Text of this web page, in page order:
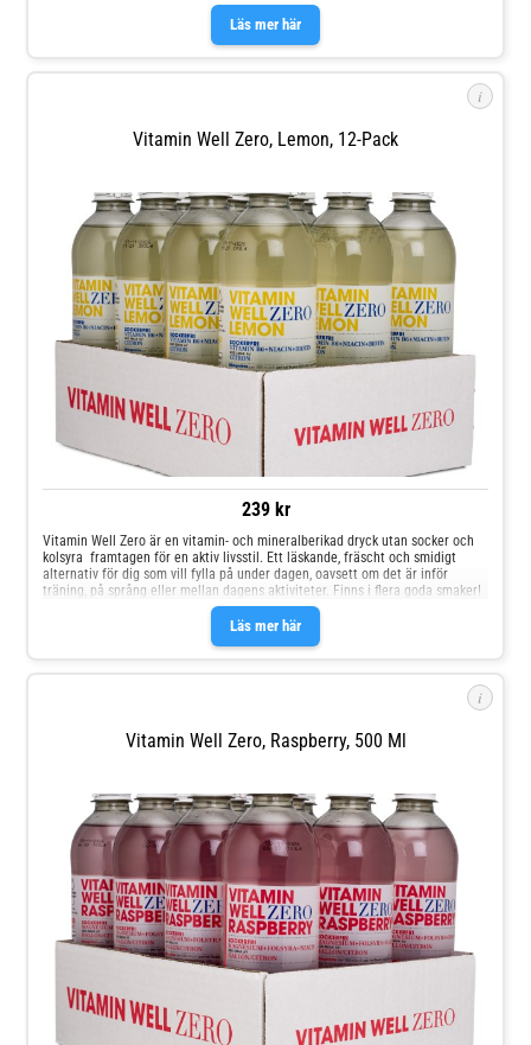
Läs mer här
i
Vitamin Well Zero, Lemon, 12-Pack
239 kr
Läs mer här
Vitamin Well Zero är en vitamin- och mineralberikad dryck utan socker och
kolsyra  framtagen för en aktiv livsstil. Ett läskande, fräscht och smidigt
alternativ för dig som vill fylla på under dagen, oavsett om det är inför
träning, på språng eller mellan dagens aktiviteter. Finns i flera goda smaker!
i
Vitamin Well Zero, Raspberry, 500 Ml